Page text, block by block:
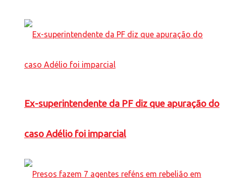
Ex-superintendente da PF diz que apuração do
caso Adélio foi imparcial